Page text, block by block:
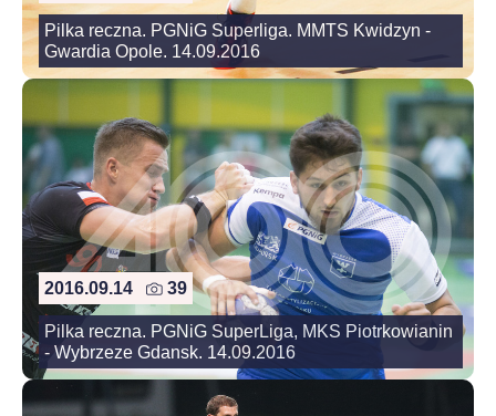
Pilka reczna. PGNiG Superliga. MMTS Kwidzyn -
Gwardia Opole. 14.09.2016
2016.09.14 39
Pilka reczna. PGNiG SuperLiga, MKS Piotrkowianin
- Wybrzeze Gdansk. 14.09.2016